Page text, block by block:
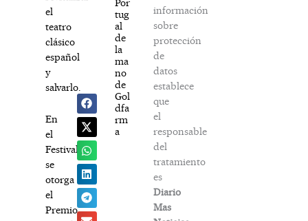
el
teatro
clásico
español
y
salvarlo.
En
el
Festival
se
otorga
el
Premio
Por
tug
al
de
la
ma
no
de
Gol
dfa
rm
a
información
sobre
protección
de
datos
establece
que
el
responsable
del
tratamiento
es
Diario
Mas